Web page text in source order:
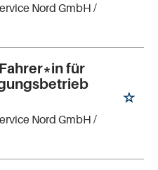
Nord GmbH /
für
Nord GmbH /